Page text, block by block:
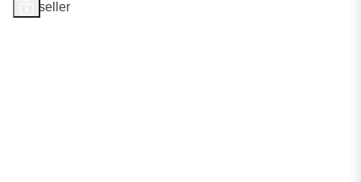
Bestseller